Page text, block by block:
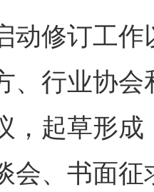
修订工作
、行业协
，起草形
会、书面